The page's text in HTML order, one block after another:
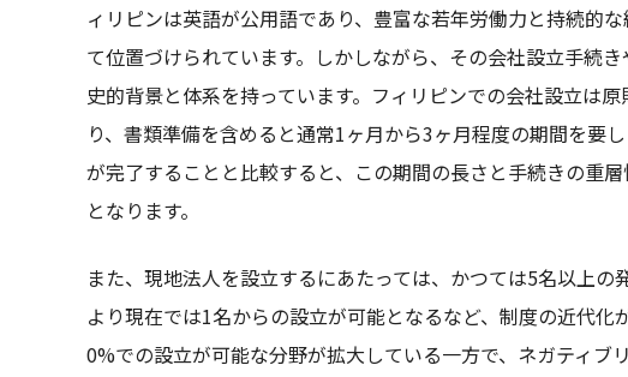
ィリピンは英語が公用語であり、豊富な若年労働力と持続的
て位置づけられています。しかしながら、その会社設立手続
史的背景と体系を持っています。フィリピンでの会社設立は
り、書類準備を含めると通常1ヶ月から3ヶ月程度の期間を要
が完了することと比較すると、この期間の長さと手続きの重
となります。
また、現地法人を設立するにあたっては、かつては5名以上
より現在では1名からの設立が可能となるなど、制度の近代
0%での設立が可能な分野が拡大している一方で、ネガティブ